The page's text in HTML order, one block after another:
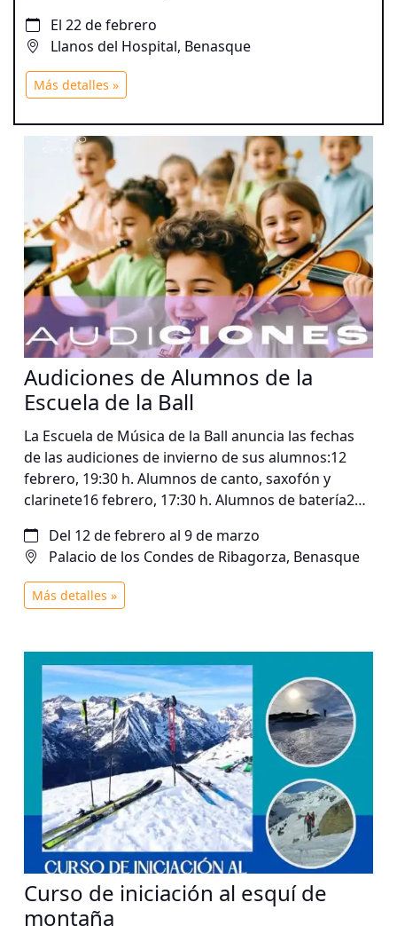
El 22 de febrero
Llanos del Hospital, Benasque
Más detalles »
Audiciones de Alumnos de la
Escuela de la Ball
La Escuela de Música de la Ball anuncia las fechas
de las audiciones de invierno de sus alumnos:12
febrero, 19:30 h. Alumnos de canto, saxofón y
clarinete16 febrero, 17:30 h. Alumnos de batería23
h. Alumnos de guitarra9 marzo, 17:30 h. Alumnos
de violín y guitarra
Del 12 de febrero al 9 de marzo
Palacio de los Condes de Ribagorza, Benasque
Más detalles »
Curso de iniciación al esquí de
montaña